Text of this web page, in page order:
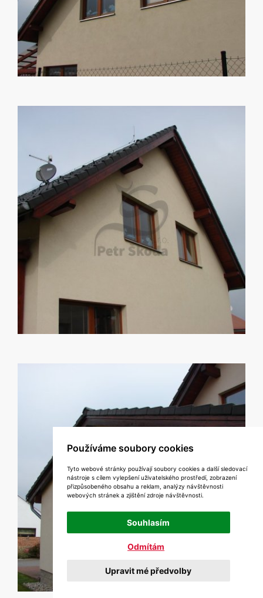
Používáme soubory cookies
Tyto webové stránky používají soubory cookies a další sledovací
nástroje s cílem vylepšení uživatelského prostředí, zobrazení
přizpůsobeného obsahu a reklam, analýzy návštěvnosti
webových stránek a zjištění zdroje návštěvnosti.
Souhlasím
Odmítám
Upravit mé předvolby